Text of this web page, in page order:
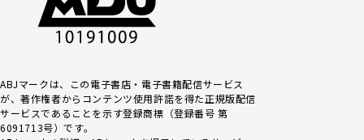
ABJマークは、この電子書店・電子書籍配信サービス
が、著作権者からコンテンツ使用許諾を得た正規版配信
サービスであるこ とを示す登録商標（登録番号 第
6091713号）です。